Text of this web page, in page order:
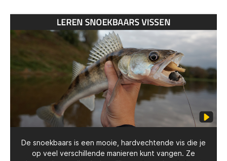
De snoekbaars is een mooie, hardvechtende vis die je
op veel verschillende manieren kunt vangen. Ze